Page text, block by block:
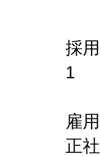
採
1
雇
正